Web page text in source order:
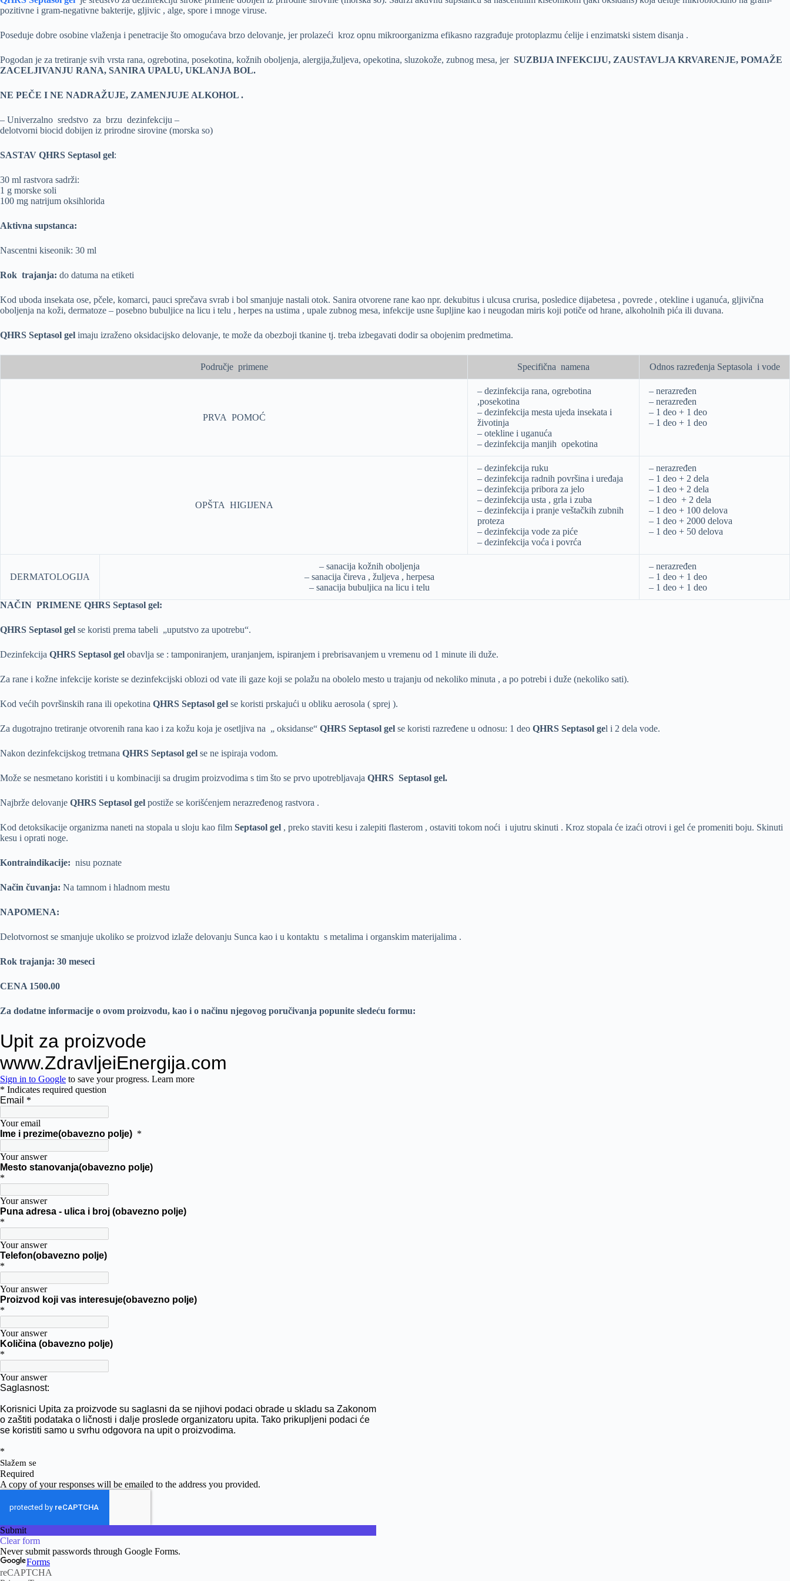
pozitivne i gram-negativne bakterije, gljivic , alge, spore i mnoge viruse.
Poseduje dobre osobine vlaženja i penetracije što omogućava brzo delovanje, jer prolazeći kroz opnu mikroorganizma efikasno razgrađuje protoplazmu ćelije i enzimatski sistem disanja .
Pogodan je za tretiranje svih vrsta rana, ogrebotina, posekotina, kožnih oboljenja, alergija,žuljeva, opekotina, sluzokože, zubnog mesa, jer SUZBIJA INFEKCIJU, ZAUSTAVLJA KRVARENJE, POMAŽE
ZACELJIVANJU RANA, SANIRA UPALU, UKLANJA BOL.
NE PEČE I NE NADRAŽUJE, ZAMENJUJE ALKOHOL .
– Univerzalno sredstvo za brzu dezinfekciju –
delotvorni biocid dobijen iz prirodne sirovine (morska so)
SASTAV QHRS Septasol gel:
30 ml rastvora sadrži:
1 g morske soli
100 mg natrijum oksihlorida
Aktivna supstanca:
Nascentni kiseonik: 30 ml
Rok trajanja: do datuma na etiketi
Kod uboda insekata ose, pčele, komarci, pauci sprečava svrab i bol smanjuje nastali otok. Sanira otvorene rane kao npr. dekubitus i ulcusa crurisa, posledice dijabetesa , povrede , otekline i uganuća, gljivična
oboljenja na koži, dermatoze – posebno bubuljice na licu i telu , herpes na ustima , upale zubnog mesa, infekcije usne šupljine kao i neugodan miris koji potiče od hrane, alkoholnih pića ili duvana.
QHRS Septasol gel imaju izraženo oksidacijsko delovanje, te može da obezboji tkanine tj. treba izbegavati dodir sa obojenim predmetima.
Područje primene Specifična namena Odnos razređenja Septasola i vode
PRVA POMOĆ
– dezinfekcija rana, ogrebotina
,posekotina
– dezinfekcija mesta ujeda insekata i
životinja
– otekline i uganuća
– dezinfekcija manjih opekotina
– nerazređen
– nerazređen
– 1 deo + 1 deo
– 1 deo + 1 deo
OPŠTA HIGIJENA
– dezinfekcija ruku
– dezinfekcija radnih površina i uređaja
– dezinfekcija pribora za jelo
– dezinfekcija usta , grla i zuba
– dezinfekcija i pranje veštačkih zubnih
proteza
– dezinfekcija vode za piće
– dezinfekcija voća i povrća
– nerazređen
– 1 deo + 2 dela
– 1 deo + 2 dela
– 1 deo + 2 dela
– 1 deo + 100 delova
– 1 deo + 2000 delova
– 1 deo + 50 delova
DERMATOLOGIJA
– sanacija kožnih oboljenja
– sanacija čireva , žuljeva , herpesa
– sanacija bubuljica na licu i telu
– nerazređen
– 1 deo + 1 deo
– 1 deo + 1 deo
NAČIN PRIMENE QHRS Septasol gel:
QHRS Septasol gel se koristi prema tabeli „uputstvo za upotrebu“.
Dezinfekcija QHRS Septasol gel obavlja se : tamponiranjem, uranjanjem, ispiranjem i prebrisavanjem u vremenu od 1 minute ili duže.
Za rane i kožne infekcije koriste se dezinfekcijski oblozi od vate ili gaze koji se polažu na obolelo mesto u trajanju od nekoliko minuta , a po potrebi i duže (nekoliko sati).
Kod većih površinskih rana ili opekotina QHRS Septasol gel se koristi prskajući u obliku aerosola ( sprej ).
Za dugotrajno tretiranje otvorenih rana kao i za kožu koja je osetljiva na „ oksidanse“ QHRS Septasol gel se koristi razređene u odnosu: 1 deo QHRS Septasol gel i 2 dela vode.
Nakon dezinfekcijskog tretmana QHRS Septasol gel se ne ispiraja vodom.
Može se nesmetano koristiti i u kombinaciji sa drugim proizvodima s tim što se prvo upotrebljavaja QHRS Septasol gel.
Najbrže delovanje QHRS Septasol gel postiže se korišćenjem nerazređenog rastvora .
Kod detoksikacije organizma naneti na stopala u sloju kao film Septasol gel , preko staviti kesu i zalepiti flasterom , ostaviti tokom noći i ujutru skinuti . Kroz stopala će izaći otrovi i gel će promeniti boju. Skinuti
kesu i oprati noge.
Kontraindikacije: nisu poznate
Način čuvanja: Na tamnom i hladnom mestu
NAPOMENA:
Delotvornost se smanjuje ukoliko se proizvod izlaže delovanju Sunca kao i u kontaktu s metalima i organskim materijalima .
Rok trajanja: 30 meseci
CENA 1500.00
Za dodatne informacije o ovom proizvodu, kao i o načinu njegovog poručivanja popunite sledeću formu: